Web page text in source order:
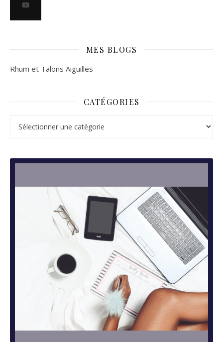
MES BLOGS
Rhum et Talons Aiguilles
CATÉGORIES